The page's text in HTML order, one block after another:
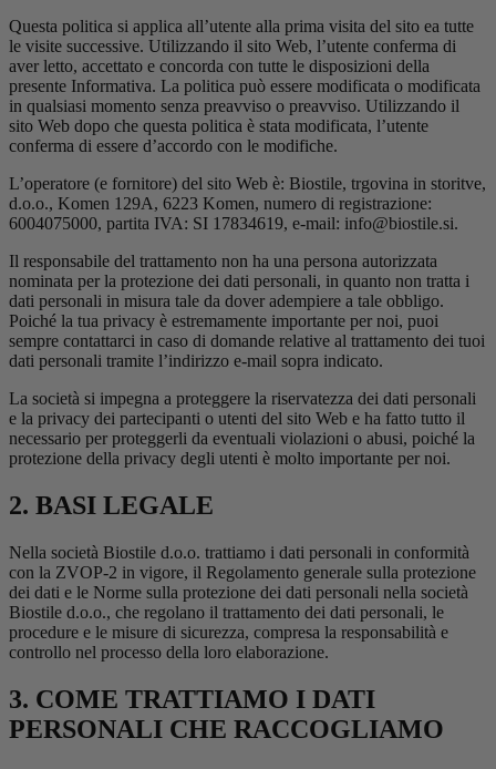
Questa politica si applica all’utente alla prima visita del sito ea tutte
le visite successive. Utilizzando il sito Web, l’utente conferma di
aver letto, accettato e concorda con tutte le disposizioni della
presente Informativa. La politica può essere modificata o modificata
in qualsiasi momento senza preavviso o preavviso. Utilizzando il
sito Web dopo che questa politica è stata modificata, l’utente
conferma di essere d’accordo con le modifiche.
L’operatore (e fornitore) del sito Web è: Biostile, trgovina in storitve,
d.o.o., Komen 129A, 6223 Komen, numero di registrazione:
6004075000, partita IVA: SI 17834619, e-mail: info@biostile.si.
Il responsabile del trattamento non ha una persona autorizzata
nominata per la protezione dei dati personali, in quanto non tratta i
dati personali in misura tale da dover adempiere a tale obbligo.
Poiché la tua privacy è estremamente importante per noi, puoi
sempre contattarci in caso di domande relative al trattamento dei tuoi
dati personali tramite l’indirizzo e-mail sopra indicato.
La società si impegna a proteggere la riservatezza dei dati personali
e la privacy dei partecipanti o utenti del sito Web e ha fatto tutto il
necessario per proteggerli da eventuali violazioni o abusi, poiché la
protezione della privacy degli utenti è molto importante per noi.
2. BASI LEGALE
Nella società Biostile d.o.o. trattiamo i dati personali in conformità
con la ZVOP-2 in vigore, il Regolamento generale sulla protezione
dei dati e le Norme sulla protezione dei dati personali nella società
Biostile d.o.o., che regolano il trattamento dei dati personali, le
procedure e le misure di sicurezza, compresa la responsabilità e
controllo nel processo della loro elaborazione.
3. COME TRATTIAMO I DATI
PERSONALI CHE RACCOGLIAMO